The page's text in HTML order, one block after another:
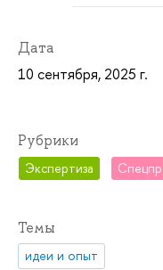
Дата
10 сентября, 2025 г.
Рубрики
Экспертиза
Темы
идеи и опыт